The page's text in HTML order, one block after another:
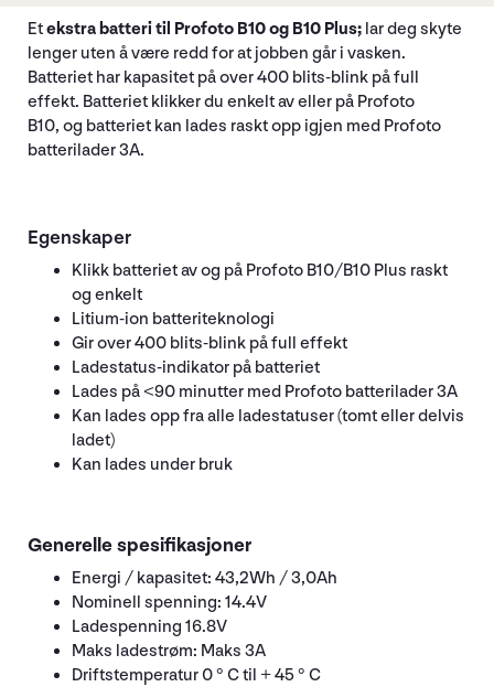
Etekstra batteri til Profoto B10 og B10 Plus; lar deg skyte
lenger uten å være redd for at jobben går i vasken.
Batteriet har kapasitet på over 400 blits-blink på full
effekt. Batteriet klikker du enkelt av eller på Profoto
B10, og batteriet kan lades raskt opp igjen med Profoto
batterilader 3A.
Egenskaper
Klikk batteriet av og på Profoto B10/B10 Plus raskt
og enkelt
Litium-ion batteriteknologi
Gir over 400 blits-blink på full effekt
Ladestatus-indikator på batteriet
Lades på <90 minutter med Profoto batterilader 3A
Kan lades opp fra alle ladestatuser (tomt eller delvis
ladet)
Kan lades under bruk
Generelle spesifikasjoner
Energi / kapasitet: 43,2Wh / 3,0Ah
Nominell spenning: 14.4V
Ladespenning 16.8V
Maks ladestrøm: Maks 3A
Driftstemperatur 0 ° C til + 45 ° C